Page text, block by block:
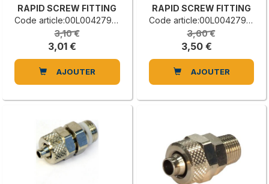
RAPID SCREW FITTING
Code article:00L0042792A
3,10 €
3,01 €
AJOUTER
RAPID SCREW FITTING
Code article:00L0042790F
3,60 €
3,50 €
AJOUTER